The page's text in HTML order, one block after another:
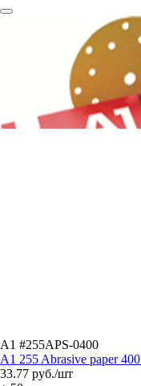
A1 #255APS-0400
A1 255 Abrasive paper
33.77 руб./шт